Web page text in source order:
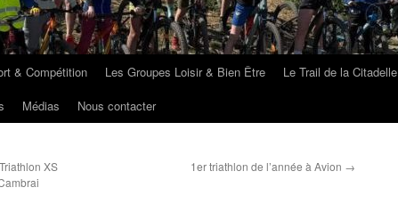
& Compétition Les Groupes Loisir & Bien Être Le Trail de la Citadelle
Médias Nous contacter
XS
1er triathlon de l’année à Avion →